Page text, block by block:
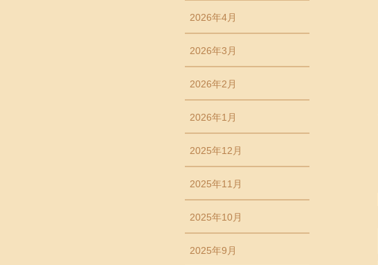
2026年4月
2026年3月
2026年2月
2026年1月
2025年12月
2025年11月
2025年10月
2025年9月